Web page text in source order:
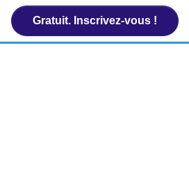
Gratuit. Inscrivez-vous !